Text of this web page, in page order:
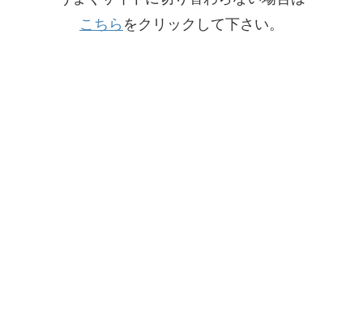
こちら をクリックして下さい。